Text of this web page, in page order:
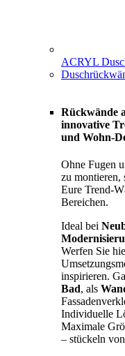
ACRYL
Rückwände
innovative
und Wohn-
Ohne Fugen
zu montieren,
Eure Trend-
Bereichen.
Ideal bei
Werfen Sie
inspirieren.
Bad, als
Individuelle
Maximale
– stückeln